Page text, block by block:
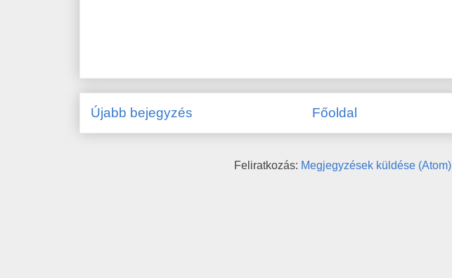
Újabb bejegyzés Főoldal
Feliratkozás: Megjegyzések küldése (Atom)